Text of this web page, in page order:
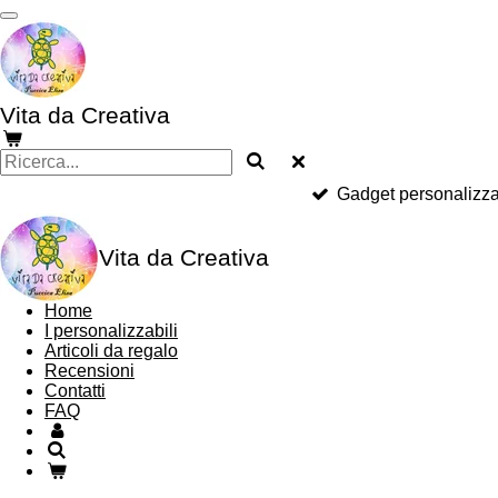
Vai
al
contenuto
principale
Vita da Creativa
Gadget
Vita da Creativa
Home
I personalizzabili
Articoli da regalo
Recensioni
Contatti
FAQ